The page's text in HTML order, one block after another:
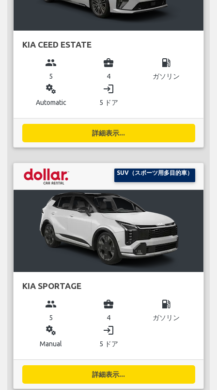
KIA CEED ESTATE
group
5
business_center
4
local_gas_station
ガソリン
miscellaneous_services
Automatic
login
5 ドア
詳細表示...
SUV（スポーツ用多目的車）
KIA SPORTAGE
group
5
business_center
4
local_gas_station
ガソリン
miscellaneous_services
Manual
login
5 ドア
詳細表示...